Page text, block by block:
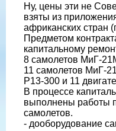
Ну, цены эти не
взяты из
африканских стран
Предметом
капитальному
8 самолетов МиГ-
11 самолетов МиГ-
Р13-300 и 11
В процессе
выполнены работы
самолетов.
- дооборудование